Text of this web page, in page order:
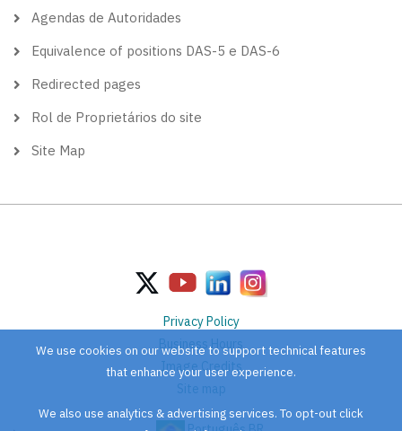
Agendas de Autoridades
Equivalence of positions DAS-5 e DAS-6
Redirected pages
Rol de Proprietários do site
Site Map
Privacy Policy
Business Hours
Image Credits
Site map
We use cookies on our website to support technical features
that enhance your user experience.
We also use analytics & advertising services. To opt-out click